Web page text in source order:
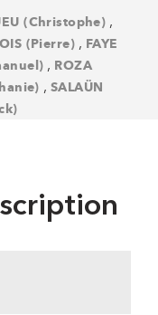
(Christophe) ,
(Pierre) , FAYE
, ROZA
, SALAÜN